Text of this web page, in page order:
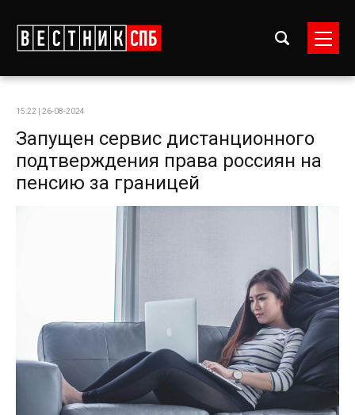
15:22 | 26-08-2024
Запущен сервис дистанционного
подтверждения права россиян на
пенсию за границей